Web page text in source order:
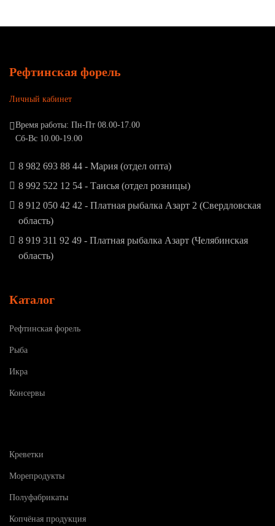
Рефтинская форель
Личный кабинет
Время работы: Пн-Пт 08.00-17.00
Сб-Вс 10.00-19.00
8 982 693 88 44 - Мария (отдел опта)
8 992 522 12 54 - Таисья (отдел розницы)
8 912 050 42 42 - Платная рыбалка Азарт 2 (Свердловская
область)
8 919 311 92 49 - Платная рыбалка Азарт (Челябинская
область)
Каталог
Рефтинская форель
Рыба
Икра
Консервы
Креветки
Морепродукты
Полуфабрикаты
Копчёная продукция